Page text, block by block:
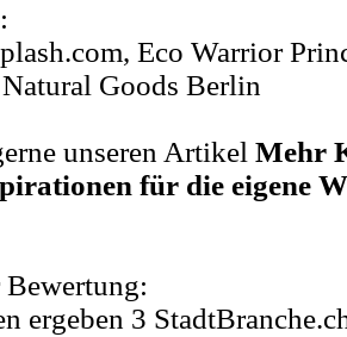
Eco Warrior
Goods Berlin
unseren Artikel Mehr
für die eigene
Bewertung:
ergeben 3